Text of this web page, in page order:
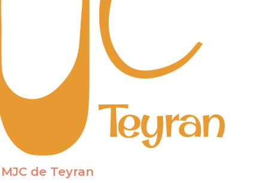
de Teyran